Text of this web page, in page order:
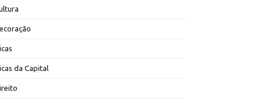
da Capital